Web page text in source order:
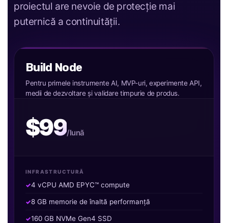
proiectul are nevoie de protecție mai
puternică a continuității.
Build Node
Pentru primele instrumente AI, MVP-uri, experimente API,
medii de dezvoltare și validare timpurie de produs.
$99/lună
INFRASTRUCTURĂ
4 vCPU AMD EPYC™ compute
8 GB memorie de înaltă performanță
160 GB NVMe Gen4 SSD